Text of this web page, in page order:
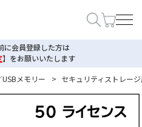
に会員登録した方は
】 をお願いいたします
USBメモリー > セキュリティストレー